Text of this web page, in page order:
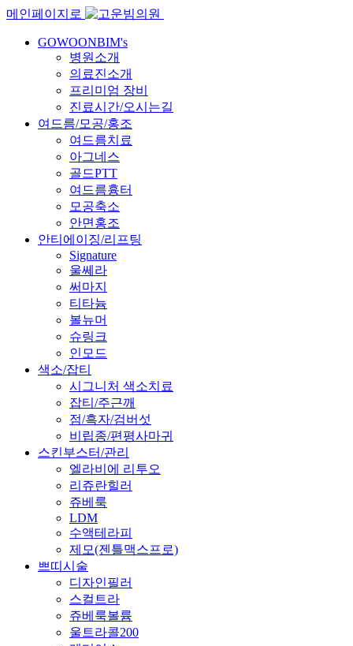
메인페이지로
GOWOONBIM's
병원소개
의료진소개
프리미엄 장비
진료시간/오시는길
여드름/모공/홍조
여드름치료
아그네스
골드PTT
여드름흉터
모공축소
안면홍조
안티에이징/리프팅
Signature
울쎄라
써마지
티타늄
볼뉴머
슈링크
인모드
색소/잡티
시그니처 색소치료
잡티/주근깨
점/흑자/검버섯
비립종/편평사마귀
스킨부스터/관리
엘라비에 리투오
리쥬란힐러
쥬베룩
LDM
수액테라피
제모(젠틀맥스프로)
쁘띠시술
디자인필러
스컬트라
쥬베룩볼륨
울트라콜200